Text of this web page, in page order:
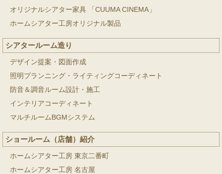
オリジナルシアター家具 「CUUMA CINEMA」
ホームシアター工房オリジナル製品
シアタールーム造り
デザイン提案・図面作成
照明プランニング・ライティングコーディネート
防音＆調音ルーム設計・施工
インテリアコーディネート
マルチルームBGMシステム
ショールーム（店舗）紹介
ホームシアター工房 東京二番町
ホームシアター工房 名古屋